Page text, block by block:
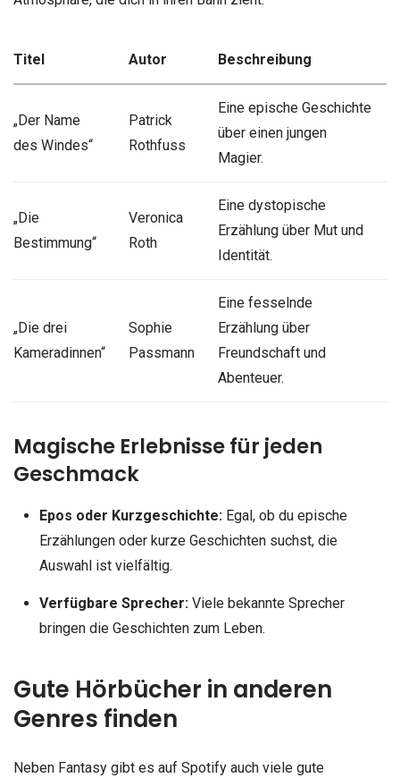
Titel Autor Beschreibung
„Der Name
des Windes“
Patrick
Rothfuss
Eine epische Geschichte
über einen jungen
Magier.
„Die
Bestimmung“
Veronica
Roth
Eine dystopische
Erzählung über Mut und
Identität.
„Die drei
Kameradinnen“
Sophie
Passmann
Eine fesselnde
Erzählung über
Freundschaft und
Abenteuer.
Magische Erlebnisse für jeden
Geschmack
Epos oder Kurzgeschichte:Egal, ob du epische
Erzählungen oder kurze Geschichten suchst, die
Auswahl ist vielfältig.
Verfügbare Sprecher:Viele bekannte Sprecher
bringen die Geschichten zum Leben.
Gute Hörbücher in anderen
Genres finden
Neben Fantasy gibt es auf Spotify auch viele gute